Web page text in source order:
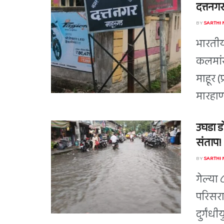
BYSARTHI
माहूर
उघडा
संताप!
BYSARTHI
गेल्या